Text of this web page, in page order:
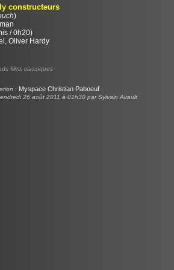
constructeurs
)
/ 0h20)
Oliver Hardy
films classiques
: Myspace Christian Paboeuf
26 août 2011 à 01h30 par Sylvain Airault